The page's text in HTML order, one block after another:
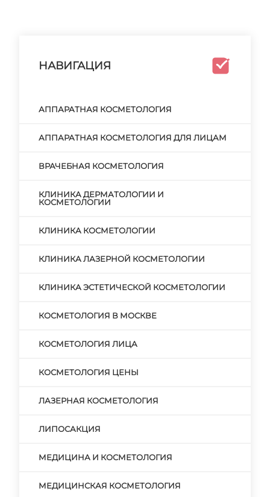
НАВИГАЦИЯ
АППАРАТНАЯ КОСМЕТОЛОГИЯ
АППАРАТНАЯ КОСМЕТОЛОГИЯ ДЛЯ ЛИЦАМ
ВРАЧЕБНАЯ КОСМЕТОЛОГИЯ
КЛИНИКА ДЕРМАТОЛОГИИ И
КОСМЕТОЛОГИИ
КЛИНИКА КОСМЕТОЛОГИИ
КЛИНИКА ЛАЗЕРНОЙ КОСМЕТОЛОГИИ
КЛИНИКА ЭСТЕТИЧЕСКОЙ КОСМЕТОЛОГИИ
КОСМЕТОЛОГИЯ В МОСКВЕ
КОСМЕТОЛОГИЯ ЛИЦА
КОСМЕТОЛОГИЯ ЦЕНЫ
ЛАЗЕРНАЯ КОСМЕТОЛОГИЯ
ЛИПОСАКЦИЯ
МЕДИЦИНА И КОСМЕТОЛОГИЯ
МЕДИЦИНСКАЯ КОСМЕТОЛОГИЯ